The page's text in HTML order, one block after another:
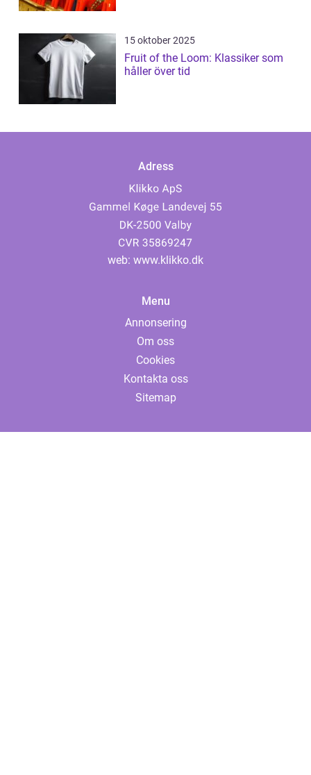
15 oktober 2025
Fruit of the Loom: Klassiker som
håller över tid
Adress
web: www.klikko.dk
Menu
Annonsering
Om oss
Cookies
Kontakta oss
Sitemap